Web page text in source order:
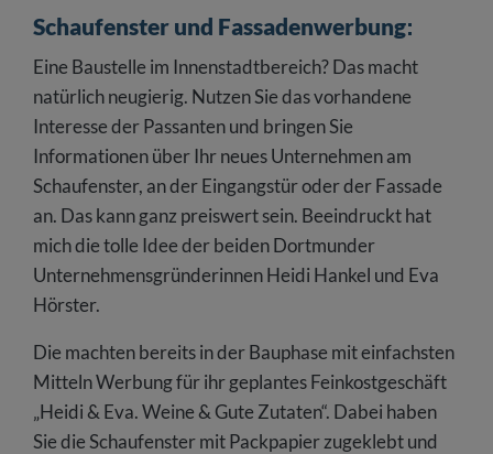
Schaufenster und Fassadenwerbung:
Eine Baustelle im Innenstadtbereich? Das macht
natürlich neugierig. Nutzen Sie das vorhandene
Interesse der Passanten und bringen Sie
Informationen über Ihr neues Unternehmen am
Schaufenster, an der Eingangstür oder der Fassade
an. Das kann ganz preiswert sein. Beeindruckt hat
mich die tolle Idee der beiden Dortmunder
Unternehmensgründerinnen Heidi Hankel und Eva
Hörster.
Die machten bereits in der Bauphase mit einfachsten
Mitteln Werbung für ihr geplantes Feinkostgeschäft
„Heidi & Eva. Weine & Gute Zutaten“. Dabei haben
Sie die Schaufenster mit Packpapier zugeklebt und